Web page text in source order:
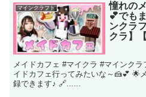
マインクラフト
憧れの
💕でも
ンクラ
クラ】
メイドカフェ #マイクラ #マインク
イドカフェ行ってみたいな～🍰💕 🌟
録できます♪ 🔗​......